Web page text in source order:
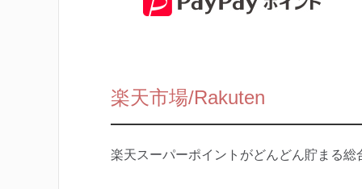
楽天市場/Rakuten
楽天スーパーポイントがどんどん貯まる総